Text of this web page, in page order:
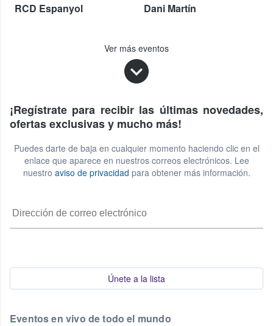
RCD Espanyol Dani Martín
Ver más eventos
¡Regístrate para recibir las últimas novedades,
ofertas exclusivas y mucho más!
Puedes darte de baja en cualquier momento haciendo clic en el
enlace que aparece en nuestros correos electrónicos. Lee
nuestro aviso de privacidad para obtener más información.
Únete a la lista
Eventos en vivo de todo el mundo